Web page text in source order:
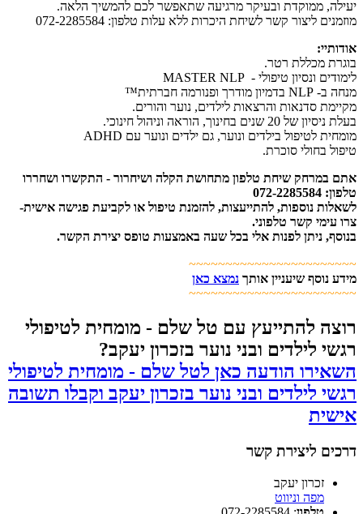
יעילה, ממוקדת ובעיקר מרגיעה שתאפשר לכם להמשיך הלאה.
מוזמנים ליצור קשר לשיחת היכרות ללא עלות טלפון: 072-2285584
אודותיי:
בוגרת מכללת רטר.
לימודים ונסיון טיפולי - MASTER NLP
מנחה ב- NLP בדמיון מודרך ופנורמה חברתית™
מקיימת סדנאות והרצאות לילדים, נוער והורים.
בעלת ניסיון של 20 שנים בחינוך, הוראה וניהול חינוכי.
מומחית לטיפול בילדים ונוער, גם ילדים ונוער עם ADHD
טיפול בחולי סוכרת.
אתם במרחק שיחת טלפון מתחושת הקלה ושיחרור - התקשרו ושחררו
טלפון: 072-2285584
לשאלות נוספות, להתייעצות, להזמנת טיפול או לקביעת פגישה אישית-
צרו עימי קשר טלפוני.
בנוסף, ניתן לפנות אלי בכל שעה באמצעות טופס יצירת הקשר.
~~~~~~~~~~~~~~~~~~~~~~~
מידע נוסף שיעניין אותך נמצא כאן
~~~~~~~~~~~~~~~~~~~~~~~
רוצה להתייעץ עם טל שלם - מומחית לטיפולי
רגשי לילדים ובני נוער בזכרון יעקב?
השאירו הודעה כאן לטל שלם - מומחית לטיפולי
רגשי לילדים ובני נוער בזכרון יעקב וקבלו תשובה
אישית
דרכים ליצירת קשר
זכרון יעקב
מפה וניווט